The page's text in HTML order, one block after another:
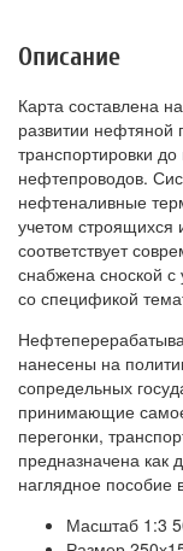
Описание
Карта составлена
развитии
транспортировки
нефтепроводов.
нефтеналивные
учетом строящихся
соответствует
снабжена сноской
со спецификой
нанесены на
сопредельных
принимающие
перегонки,
предназначена как
наглядное пособие
Масштаб 1:3